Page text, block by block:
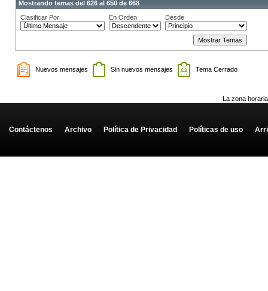
Mostrando temas del 626 al 650 de 668
Clasificar Por
En Orden Desde
Nuevos mensajes Sin nuevos mensajes Tema Cerrado
La zona
Contáctenos - Archivo - Política de Privacidad - Políticas de uso -